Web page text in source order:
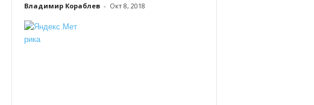
Владимир Кораблев - Окт 8, 2018